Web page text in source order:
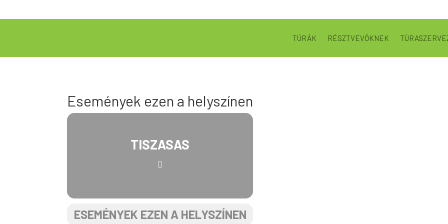
TÚRÁK RÉSZTVEVŐKNEK
Események ezen a helyszínen
TISZASAS
ESEMÉNYEK EZEN A HELYSZÍNEN